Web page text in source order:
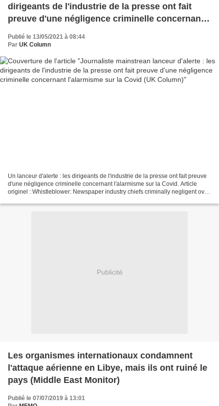
dirigeants de l'industrie de la presse ont fait
preuve d'une négligence criminelle concernant
l'alarmisme sur la Covid (UK Column)
Publié le 13/05/2021 à 08:44
Par UK Column
Un lanceur d'alerte : les dirigeants de l'industrie de la presse ont fait preuve
d'une négligence criminelle concernant l'alarmisme sur la Covid. Article
originel : Whistleblower: Newspaper industry chiefs criminally negligent over
Publicité
Les organismes internationaux condamnent
l'attaque aérienne en Libye, mais ils ont ruiné le
pays (Middle East Monitor)
Publié le 07/07/2019 à 13:01